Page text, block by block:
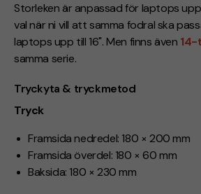
Storleken är anpassad för laptops
val när ni vill att samma fodral ska
laptops upp till 16". Men finns även
samma serie.
Tryckyta & tryckmetod
Tryck
Framsida nedredel: 180 × 200 mm
Framsida överdel: 180 × 60 mm
Baksida: 180 × 230 mm